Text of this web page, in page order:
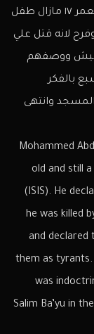
محمد عبدالسلام الشريف يكنى بلال يبلغ من العمر ١٧ مازال طفل
لانه قتل علي
ووصفهم
بالفكر
وانتهى
Mohammed
old and still
(ISIS). He
he was killed
and declared
them as tyrants.
was
Salim Ba’yu in